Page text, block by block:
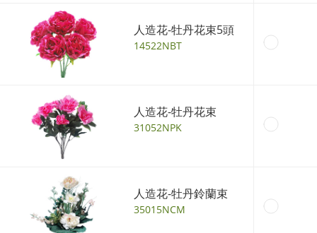
人造花-牡丹花束5頭
14522NBT
人造花-牡丹花束
31052NPK
人造花-牡丹鈴蘭束
35015NCM